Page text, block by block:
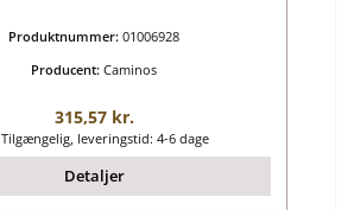
Produktnummer: 01006928
Producent: Caminos
Almindelig pris:
315,57 kr.
Tilgængelig, leveringstid: 4-6 dage
Detaljer